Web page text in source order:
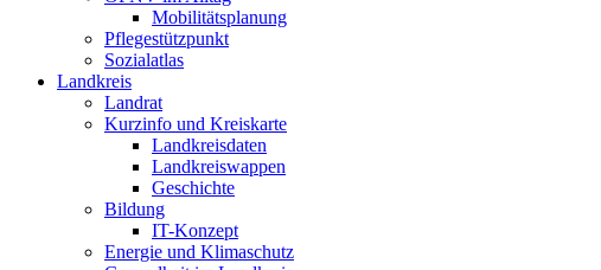
Mobilitätsplanung
Pflegestützpunkt
Sozialatlas
Landkreis
Landrat
Kurzinfo und Kreiskarte
Landkreisdaten
Landkreiswappen
Geschichte
Bildung
IT-Konzept
Energie und Klimaschutz